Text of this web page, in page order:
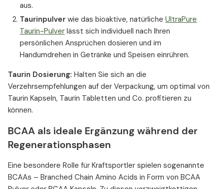
aus.
Taurinpulver wie das bioaktive, natürliche UltraPure
Taurin-Pulver lässt sich individuell nach Ihren
persönlichen Ansprüchen dosieren und im
Handumdrehen in Getränke und Speisen einrühren.
Taurin Dosierung: Halten Sie sich an die
Verzehrsempfehlungen auf der Verpackung, um optimal von
Taurin Kapseln, Taurin Tabletten und Co. profitieren zu
können.
BCAA als ideale Ergänzung während der
Regenerationsphasen
Eine besondere Rolle für Kraftsportler spielen sogenannte
BCAAs – Branched Chain Amino Acids in Form von BCAA